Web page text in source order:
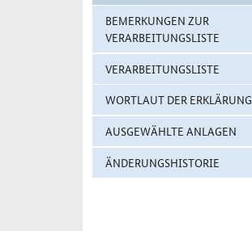
BEMERKUNGEN ZUR
VERARBEITUNGSLISTE
VERARBEITUNGSLISTE
WORTLAUT DER ERKLÄRUNG
AUSGEWÄHLTE ANLAGEN
ÄNDERUNGSHISTORIE